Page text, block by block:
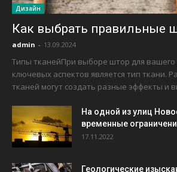
Дизайн
Как выбрать правильные
admin - 13.09.2024
Типы тканейПри выборе штор для
ключевых аспектов является тип ткани.
тканей могут создать разные эффекты и
На одной из улиц
временные
17.11.2022
Геологические